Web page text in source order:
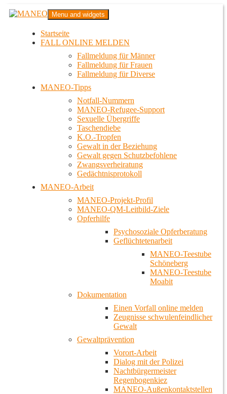
Zum
InhaltMANEO
Das schwule Anti-Gewalt-Projekt in Berlin
Menu and widgets
Startseite
FALL ONLINE MELDEN
Fallmeldung für Männer
Fallmeldung für Frauen
Fallmeldung für Diverse
MANEO-Tipps
Notfall-Nummern
MANEO-Refugee-Support
Sexuelle Übergriffe
Taschendiebe
K.O.-Tropfen
Gewalt in der Beziehung
Gewalt gegen Schutzbefohlene
Zwangsverheiratung
Gedächtnisprotokoll
MANEO-Arbeit
MANEO-Projekt-Profil
MANEO-QM-Leitbild-Ziele
Opferhilfe
Psychosoziale Opferberatung
Geflüchtetenarbeit
MANEO-Teestube
Schöneberg
MANEO-Teestube
Moabit
Dokumentation
Einen Vorfall online melden
Zeugnisse schwulenfeindlicher
Gewalt
Gewaltprävention
Vorort-Arbeit
Dialog mit der Polizei
Nachtbürgermeister
Regenbogenkiez
MANEO-Außenkontaktstellen